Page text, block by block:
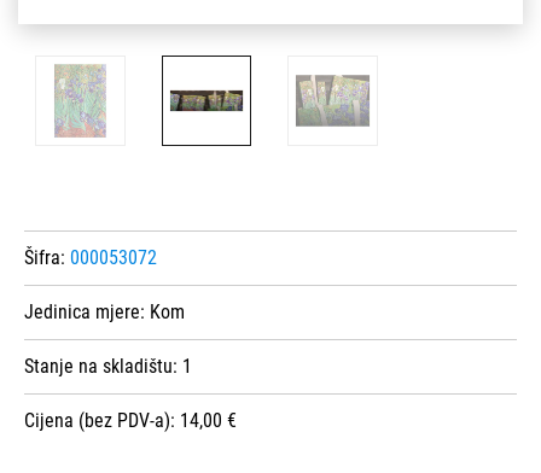
Šifra: 000053072
Jedinica mjere: Kom
Stanje na skladištu: 1
Cijena (bez PDV-a): 14,00 €